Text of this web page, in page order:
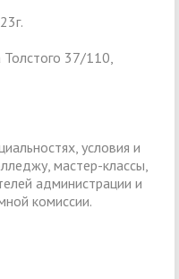
Толстого 37/110,
условия и
мастер-классы,
администрации и
комиссии.